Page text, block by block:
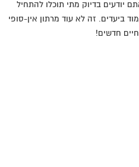
יודעים בדיוק מתי תוכלו להתחיל
ביעדים. זה לא עוד מרתון אין-סופי
חדשים!